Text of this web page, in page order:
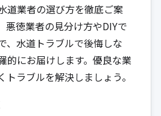
道業者の選び方を徹底ご案
悪徳業者の見分け方やDIYで
、水道トラブルで後悔しな
的にお届けします。優良な業
ラブルを解決しましょう。